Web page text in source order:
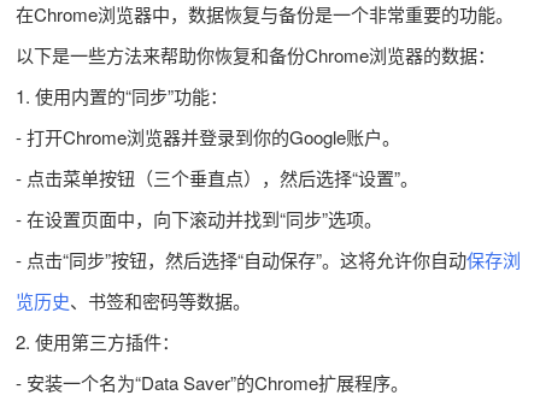
在Chrome浏览器中，数据恢复与备份是一个非常重要的功能。
以下是一些方法来帮助你恢复和备份Chrome浏览器的数据：
1. 使用内置的“同步”功能：
- 打开Chrome浏览器并登录到你的Google账户。
- 点击菜单按钮（三个垂直点），然后选择“设置”。
- 在设置页面中，向下滚动并找到“同步”选项。
- 点击“同步”按钮，然后选择“自动保存”。这将允许你自动保存浏
览历史、书签和密码等数据。
2. 使用第三方插件：
- 安装一个名为“Data Saver”的Chrome扩展程序。